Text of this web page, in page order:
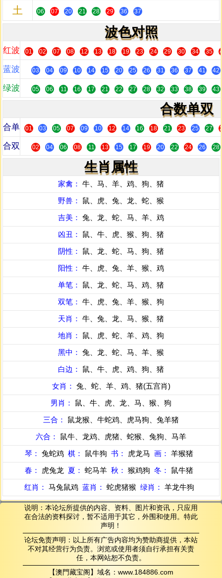
土 06 07 20 21 28 29 36 37
波色对照
红波 01 02 07 08 12 13 18 19 23 24 29 30 34 35
蓝波 03 04 09 10 14 15 20 25 26 31 36 37 41 42
绿波 05 06 11 16 17 21 22 27 28 32 33 38 39 43
合数单双
合单 01 03 05 07 09 10 12 14 16 18 21 23 25 27
合双 02 04 06 08 11 13 15 17 19 20 22 24 26 28
生肖属性
家禽： 牛、马、羊、鸡、狗、猪
野兽： 鼠、虎、兔、龙、蛇、猴
吉美： 兔、龙、蛇、马、羊、鸡
凶丑： 鼠、牛、虎、猴、狗、猪
阴性： 鼠、龙、蛇、马、狗、猪
阳性： 牛、虎、兔、羊、猴、鸡
单笔： 鼠、龙、蛇、马、鸡、猪
双笔： 牛、虎、兔、羊、猴、狗
天肖： 牛、兔、龙、马、猴、猪
地肖： 鼠、虎、蛇、羊、鸡、狗
黑中： 兔、龙、蛇、马、羊、猴
白边： 鼠、牛、虎、鸡、狗、猪
女肖： 兔、蛇、羊、鸡、猪(五宫肖)
男肖： 鼠、牛、虎、龙、马、猴、狗
三合： 鼠龙猴、牛蛇鸡、虎马狗、兔羊猪
六合： 鼠牛、龙鸡、虎猪、蛇猴、兔狗、马羊
琴： 兔蛇鸡 棋： 鼠牛狗 书： 虎龙马 画： 羊猴猪
春：
虎兔龙 夏： 蛇马羊 秋： 猴鸡狗 冬： 鼠牛猪
红肖： 马兔鼠鸡 蓝肖： 蛇虎猪猴 绿肖： 羊龙牛狗
说明：本论坛所提供的内容、资料、图片和资讯，只应用
在合法的资料探讨，暂不适用于其它，外围和使用。特此
声明！
论坛免责声明：以上所有广告内容均为赞助商提供，本站
不对其经营行为负责。浏览或使用者须自行承担有关责
任，本网站恕不负责。
【澳門藏宝阁】域名：www.184886.com